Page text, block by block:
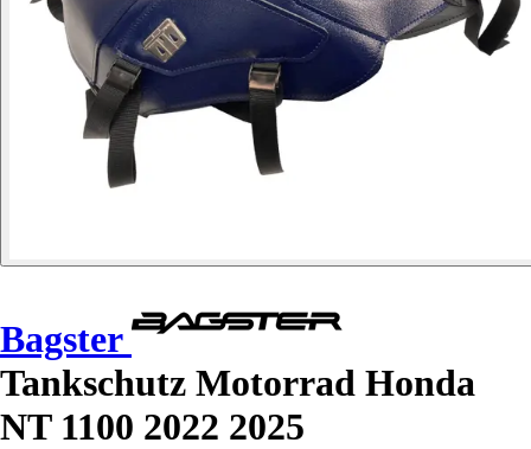
Bagster
Tankschutz Motorrad Honda
NT 1100 2022 2025